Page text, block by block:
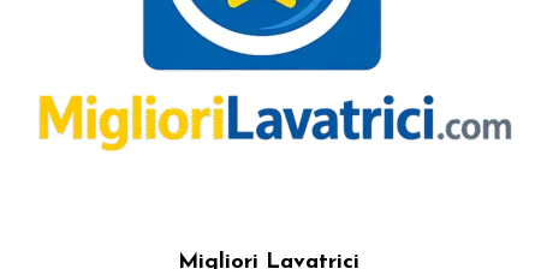
Migliori Lavatrici